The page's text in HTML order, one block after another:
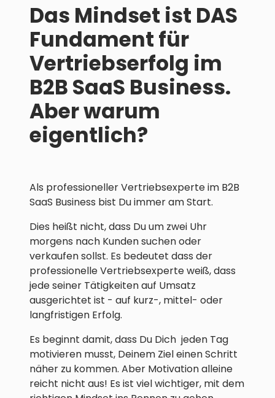
Das Mindset ist DAS
Fundament für
Vertriebserfolg im
B2B SaaS Business.
Aber warum
eigentlich?
Als professioneller Vertriebsexperte im B2B
SaaS Business bist Du immer am Start.
Dies heißt nicht, dass Du um zwei Uhr
morgens nach Kunden suchen oder
verkaufen sollst. Es bedeutet dass der
professionelle Vertriebsexperte weiß, dass
jede seiner Tätigkeiten auf Umsatz
ausgerichtet ist - auf kurz-, mittel- oder
langfristigen Erfolg.
Es beginnt damit, dass Du Dich jeden Tag
motivieren musst, Deinem Ziel einen Schritt
näher zu kommen. Aber Motivation alleine
reicht nicht aus! Es ist viel wichtiger, mit dem